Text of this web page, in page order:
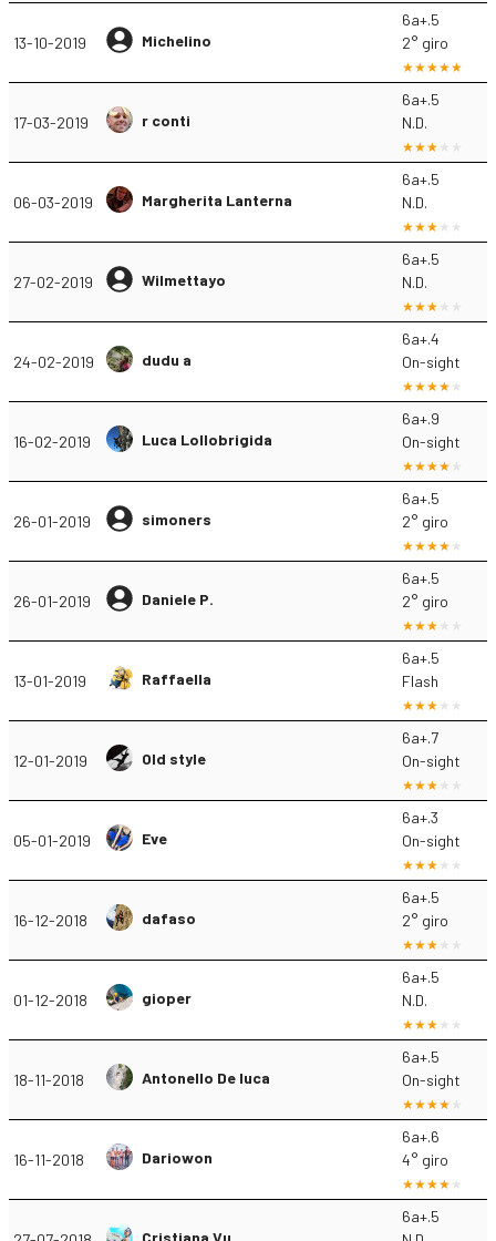
13-10-2019 Michelino
6a+.5
2° giro
17-03-2019 r conti
6a+.5
N.D.
06-03-2019 Margherita Lanterna
6a+.5
N.D.
27-02-2019 Wilmettayo
6a+.5
N.D.
24-02-2019 dudu a
6a+.4
On-sight
16-02-2019 Luca Lollobrigida
6a+.9
On-sight
26-01-2019 simoners
6a+.5
2° giro
26-01-2019 Daniele P.
6a+.5
2° giro
13-01-2019 Raffaella
6a+.5
Flash
12-01-2019 Old style
6a+.7
On-sight
05-01-2019 Eve
6a+.3
On-sight
16-12-2018 dafaso
6a+.5
2° giro
01-12-2018 gioper
6a+.5
N.D.
18-11-2018 Antonello De luca
6a+.5
On-sight
16-11-2018 Dariowon
6a+.6
4° giro
Cristiana Vu
6a+.5